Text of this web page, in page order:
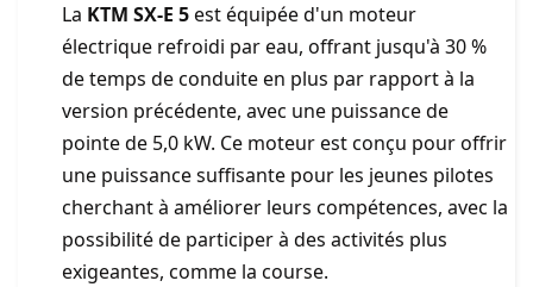
La KTM SX-E 5est équipée d'un moteur
électrique refroidi par eau, offrant jusqu'à 30 %
de temps de conduite en plus par rapport à la
version précédente, avec une puissance de
pointe de 5,0 kW. Ce moteur est conçu pour offrir
une puissance suffisante pour les jeunes pilotes
cherchant à améliorer leurs compétences, avec la
possibilité de participer à des activités plus
exigeantes, comme la course.